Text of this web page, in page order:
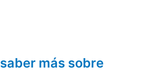
saber más sobre